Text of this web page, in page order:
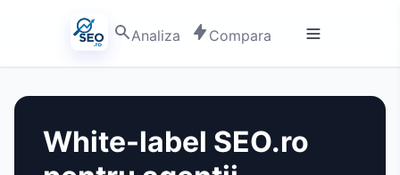
Analiza Compara
White-label SEO.ro